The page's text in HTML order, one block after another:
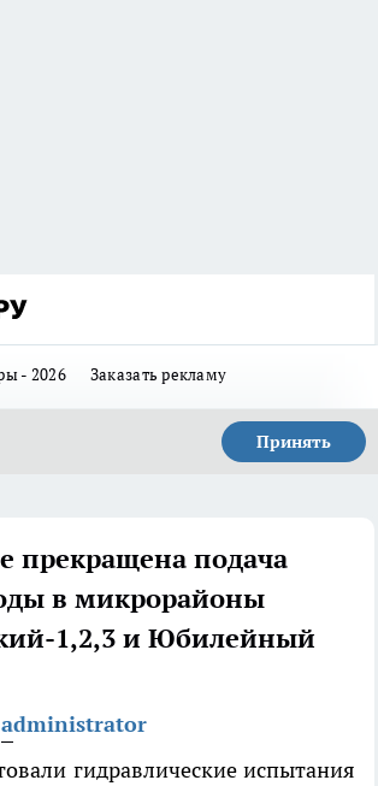
- 2026 Заказать рекламу
Принять
прекращена подача
в микрорайоны
1,2,3 и Юбилейный
administrator
гидравлические испытания